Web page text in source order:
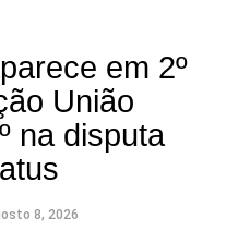
em 2º
União
na disputa
8, 2026